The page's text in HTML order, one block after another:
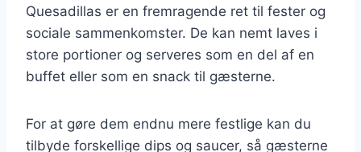
Quesadillas er en fremragende ret til fester og
sociale sammenkomster. De kan nemt laves i
store portioner og serveres som en del af en
buffet eller som en snack til gæsterne.
For at gøre dem endnu mere festlige kan du
tilbyde forskellige dips og saucer, så gæsterne